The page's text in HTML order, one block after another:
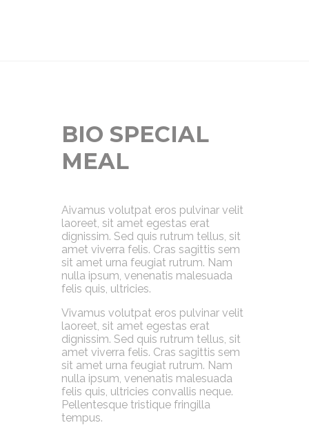
BIO SPECIAL
MEAL
Aivamus volutpat eros pulvinar velit
laoreet, sit amet egestas erat
dignissim. Sed quis rutrum tellus, sit
amet viverra felis. Cras sagittis sem
sit amet urna feugiat rutrum. Nam
nulla ipsum, venenatis malesuada
felis quis, ultricies.
Vivamus volutpat eros pulvinar velit
laoreet, sit amet egestas erat
dignissim. Sed quis rutrum tellus, sit
amet viverra felis. Cras sagittis sem
sit amet urna feugiat rutrum. Nam
nulla ipsum, venenatis malesuada
felis quis, ultricies convallis neque.
Pellentesque tristique fringilla
tempus.